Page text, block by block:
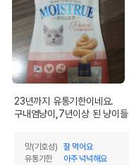
제품 타입 파우
권장 연령
* 브랜
* 해
상품 필수 정보
품명 및 모델명
23년까지 유통기한이네요.
구내염냥이,7년이상 된 냥이
맛(기호성)
잘 먹어요
유통기한
아주 넉넉해요